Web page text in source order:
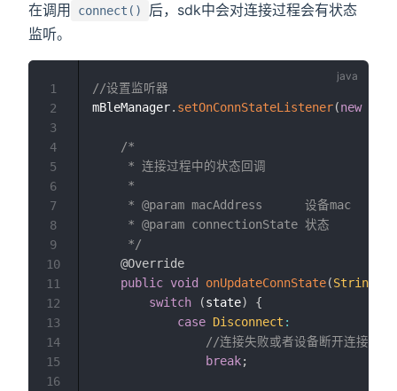
在调用 connect()
后，sdk中会对连接过程会有状态
监听。
//设置监听器
mBleManager. setOnConnStateListener(new
/*
     * 连接过程中的状态回调
     *
     * @param macAddress      设备mac
     * @param connectionState 状态
     */
@Override
public void onUpdateConnState(String
switch
(state)
{
case Disconnect :
//连接失败或者设备断开连接会回
break;
1
2
3
4
5
6
7
8
9
10
11
12
13
14
15
16